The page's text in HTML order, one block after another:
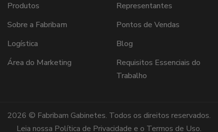
Produtos
Sobre a Fabribam
Logística
Área do Marketing
Representantes
Pontos de Vendas
Blog
Requisitos Essenciais do
Trabalho
2026 © Fabribam Gabinetes. Todos os direitos reservados.
Leia nossa Política de Privacidade e o Termos de Uso.